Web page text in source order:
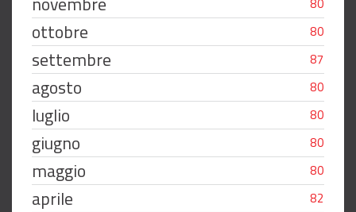
ottobre 80
settembre 87
agosto 80
luglio 80
giugno 80
maggio 80
aprile 82